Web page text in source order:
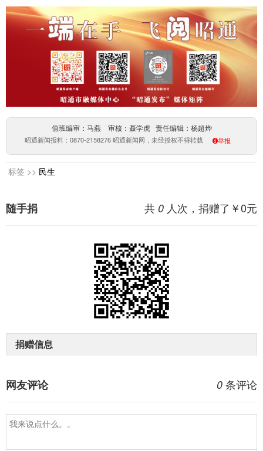
值班编审：马燕 审核：聂学虎 责任编辑：杨超烨
昭通新闻报料：0870-2158276 昭通新闻网，未经授权不得转载 举报
标签 >> 民生
共 0 人次，捐赠了￥0元
随手捐
捐赠信息
0 条评论
网友评论